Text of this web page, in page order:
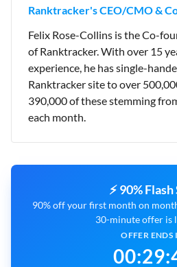
Ranktracker's CEO/CMO &
Felix Rose-Collins is the Co-
of Ranktracker. With over 15
experience, he has single-
Ranktracker site to over
390,000 of these stemming
each month.
⚡ 90%
90% off your first month on
30-minute offer is
OFFER ENDS
00:29: